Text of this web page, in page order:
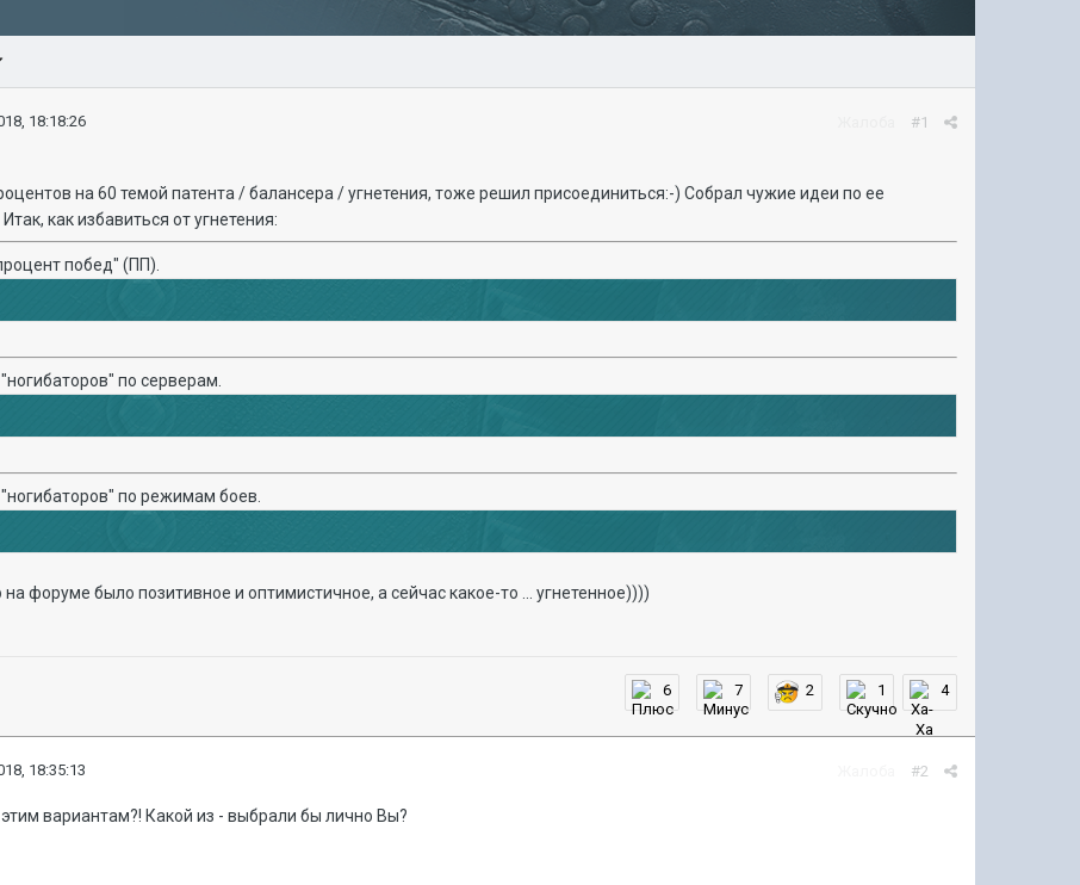
#1
18:18:26
на 60 темой патента / балансера / угнетения, тоже решил присоединиться:-) Собрал чужие идеи по ее
как избавиться от угнетения:
побед" (ПП).
по серверам.
по режимам боев.
на форуме было позитивное и оптимистичное, а сейчас какое-то ... угнетенное))))
6 7 2 1 4
#2
18:35:13
вариантам?! Какой из - выбрали бы лично Вы?